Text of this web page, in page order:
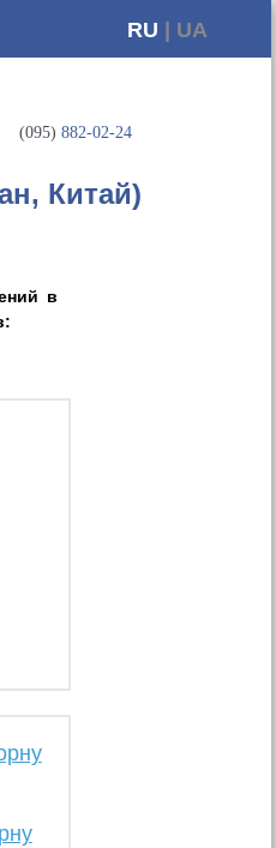
RU | UA
(095) 882-02-24
Китай)
в